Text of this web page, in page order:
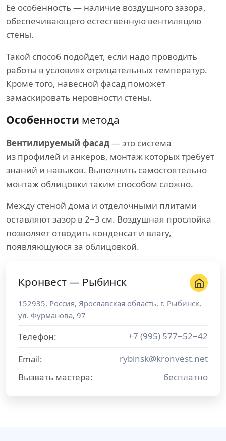
Ее особенность — наличие воздушного зазора,
обеспечивающего естественную вентиляцию
стены.
Такой способ подойдет, если надо проводить
работы в условиях отрицательных температур.
Кроме того, навесной фасад поможет
замаскировать неровности стены.
Особенности метода
Вентилируемый фасад— это система
из профилей и анкеров, монтаж которых требует
знаний и навыков. Выполнить самостоятельно
монтаж облицовки таким способом сложно.
Между стеной дома и отделочными плитами
оставляют зазор в 2−3 см. Воздушная прослойка
позволяет отводить конденсат и влагу,
появляющуюся за облицовкой.
Кронвест — Рыбинск
152935, Россия, Ярославская область, г. Рыбинск,
ул. Фурманова, 97
Телефон:
+7 (995) 577−52−42
Email:
rybinsk@kronvest.net
Вызвать мастера:
бесплатно